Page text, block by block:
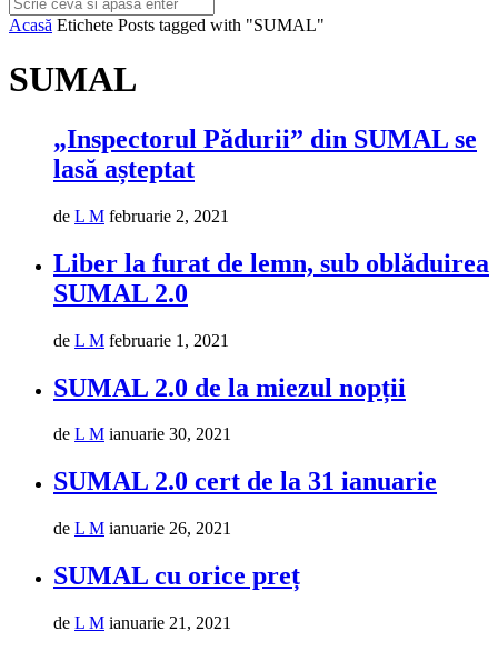
Acasă Etichete Posts tagged with "SUMAL"
SUMAL
„Inspectorul Pădurii” din SUMAL se
lasă așteptat
de L M februarie 2, 2021
Liber la furat de lemn, sub oblăduirea
SUMAL 2.0
de L M februarie 1, 2021
SUMAL 2.0 de la miezul nopții
de L M ianuarie 30, 2021
SUMAL 2.0 cert de la 31 ianuarie
de L M ianuarie 26, 2021
SUMAL cu orice preț
de L M ianuarie 21, 2021